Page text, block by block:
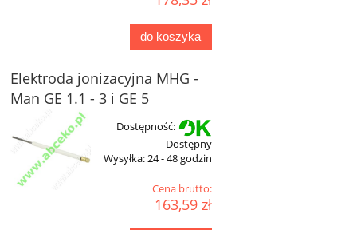
do koszyka
Elektroda jonizacyjna MHG -
Man GE 1.1 - 3 i GE 5
Dostępność:
Dostępny
Wysyłka:24 - 48 godzin
Cena brutto:
163,59 zł